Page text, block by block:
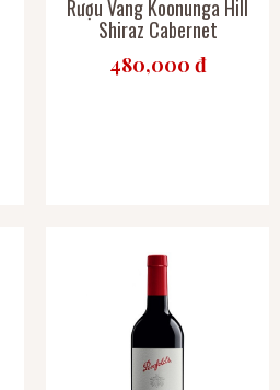
Rượu Vang Koonunga Hill
Shiraz Cabernet
480,000 đ